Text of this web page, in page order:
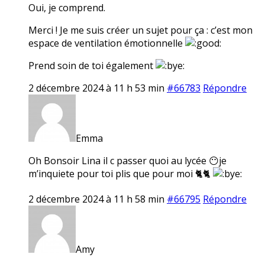
Oui, je comprend.
Merci ! Je me suis créer un sujet pour ça : c’est mon
espace de ventilation émotionnelle
Prend soin de toi également
2 décembre 2024 à 11 h 53 min #66783 Répondre
Emma
Oh Bonsoir Lina il c passer quoi au lycée 😶je
m’inquiete pour toi plis que pour moi 🐈🐈
2 décembre 2024 à 11 h 58 min #66795 Répondre
Amy